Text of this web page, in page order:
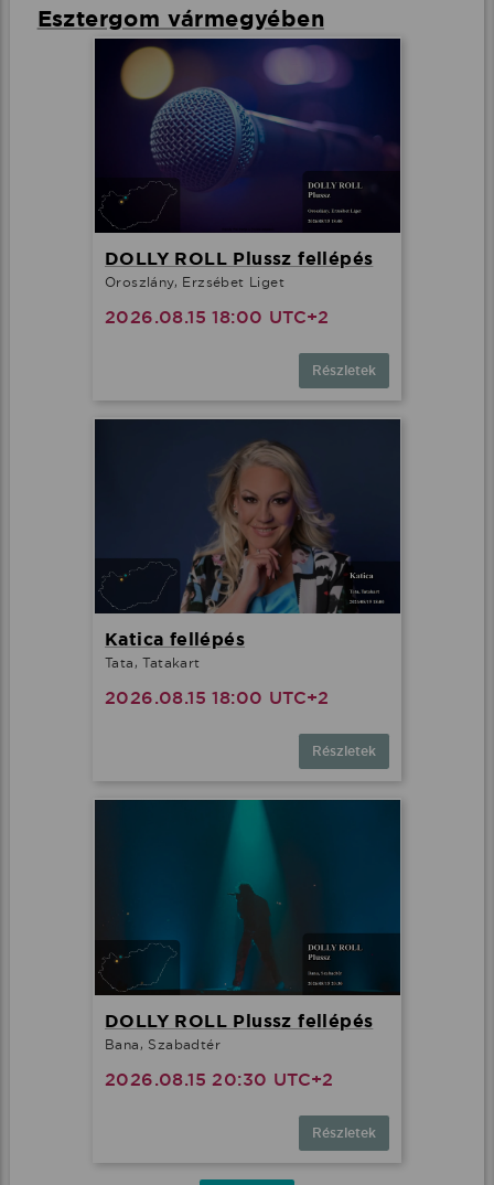
Esztergom vármegyében
DOLLY ROLL Plussz fellépés
Oroszlány, Erzsébet Liget
2026.08.15 18:00 UTC+2
Részletek
Katica fellépés
Tata, Tatakart
2026.08.15 18:00 UTC+2
Részletek
DOLLY ROLL Plussz fellépés
Bana, Szabadtér
2026.08.15 20:30 UTC+2
Részletek